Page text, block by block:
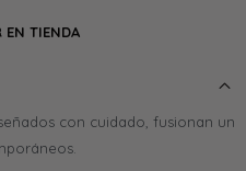
EN TIENDA
con cuidado, fusionan un